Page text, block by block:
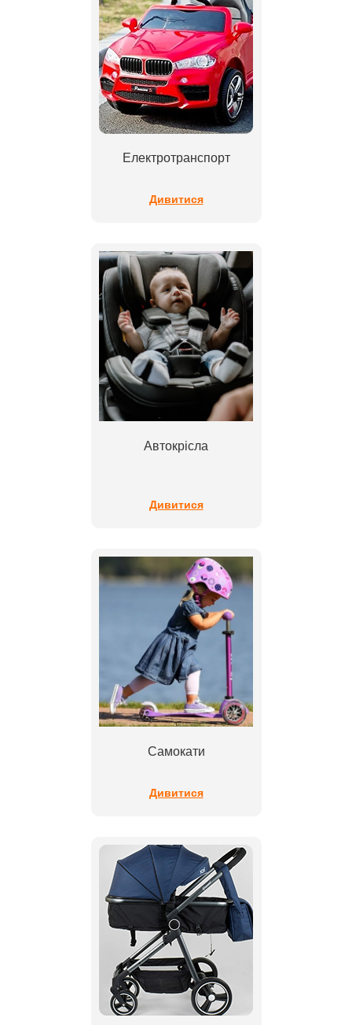
Електротранспорт
Дивитися
Автокрісла
Дивитися
Самокати
Дивитися